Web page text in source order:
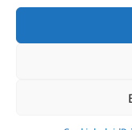
EWTN wordt
Wij ontvangen